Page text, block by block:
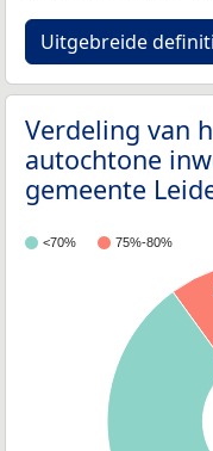
Uitgebreide
Verdeling van
autochtone
gemeente
<70% 75%-80%